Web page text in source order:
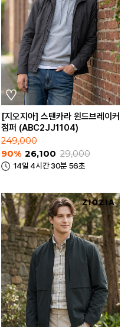
[지오지아] 스탠카라 윈드브레이커
점퍼 (ABC2JJ1104)
249,000
90% 26,100 29,000
14일 4시간 30분 56초